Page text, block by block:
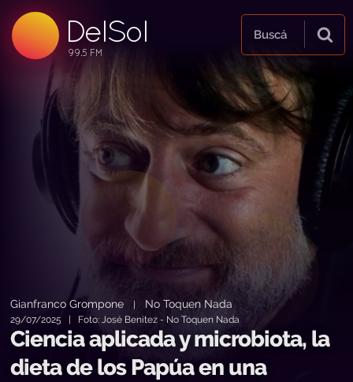
DelSol
99.5 FM
99.5 FM
99.5 FM
Buscá
Gianfranco Grompone No Toquen Nada
29/07/2025 | Foto: José Benítez - No Toquen Nada
Ciencia aplicada y microbiota, la
dieta de los Papúa en una